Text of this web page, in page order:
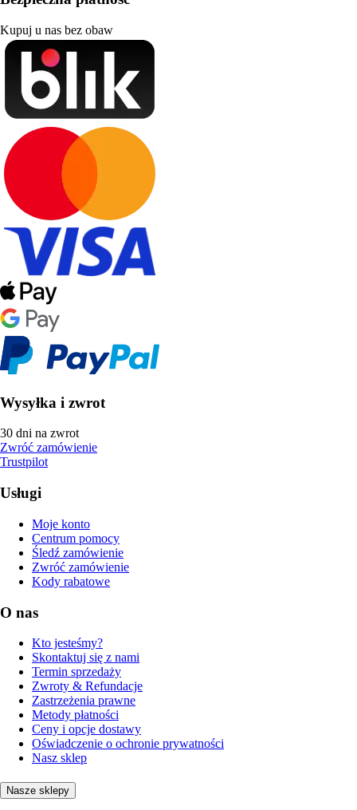
Kupuj u nas bez obaw
Wysyłka i zwrot
30 dni na zwrot
Zwróć zamówienie
Trustpilot
Usługi
Moje konto
Centrum pomocy
Śledź zamówienie
Zwróć zamówienie
Kody rabatowe
O nas
Kto jesteśmy?
Skontaktuj się z nami
Termin sprzedaży
Zwroty & Refundacje
Zastrzeżenia prawne
Metody płatności
Ceny i opcje dostawy
Oświadczenie o ochronie prywatności
Nasz sklep
Nasze sklepy